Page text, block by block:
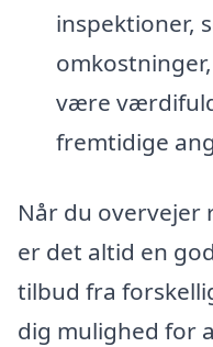
inspektioner,
være
fremtidige
Når du overvejer
er det altid en
tilbud fra
dig mulighed for